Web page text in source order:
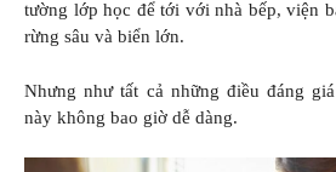
tường lớp học để tới với nhà bếp, viện
rừng sâu và biển lớn.
Nhưng như tất cả những điều đáng
này không bao giờ dễ dàng.